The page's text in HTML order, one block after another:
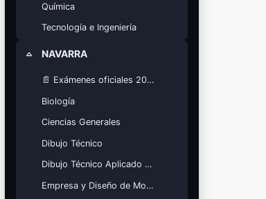
Química
Tecnología e Ingeniería
Colapsar
NAVARRA
📄 Exámenes oficiales 2025
Biología
Ciencias Generales
Dibujo Técnico
Dibujo Técnico Aplicado a las Artes
Empresa y Diseño de Modelos de Negocio